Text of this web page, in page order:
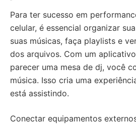
Para ter sucesso em
celular, é essencial organizar
suas músicas, faça playlists e
dos arquivos. Com um
parecer uma mesa de dj, você
música. Isso cria uma
está assistindo.
Conectar equipamentos